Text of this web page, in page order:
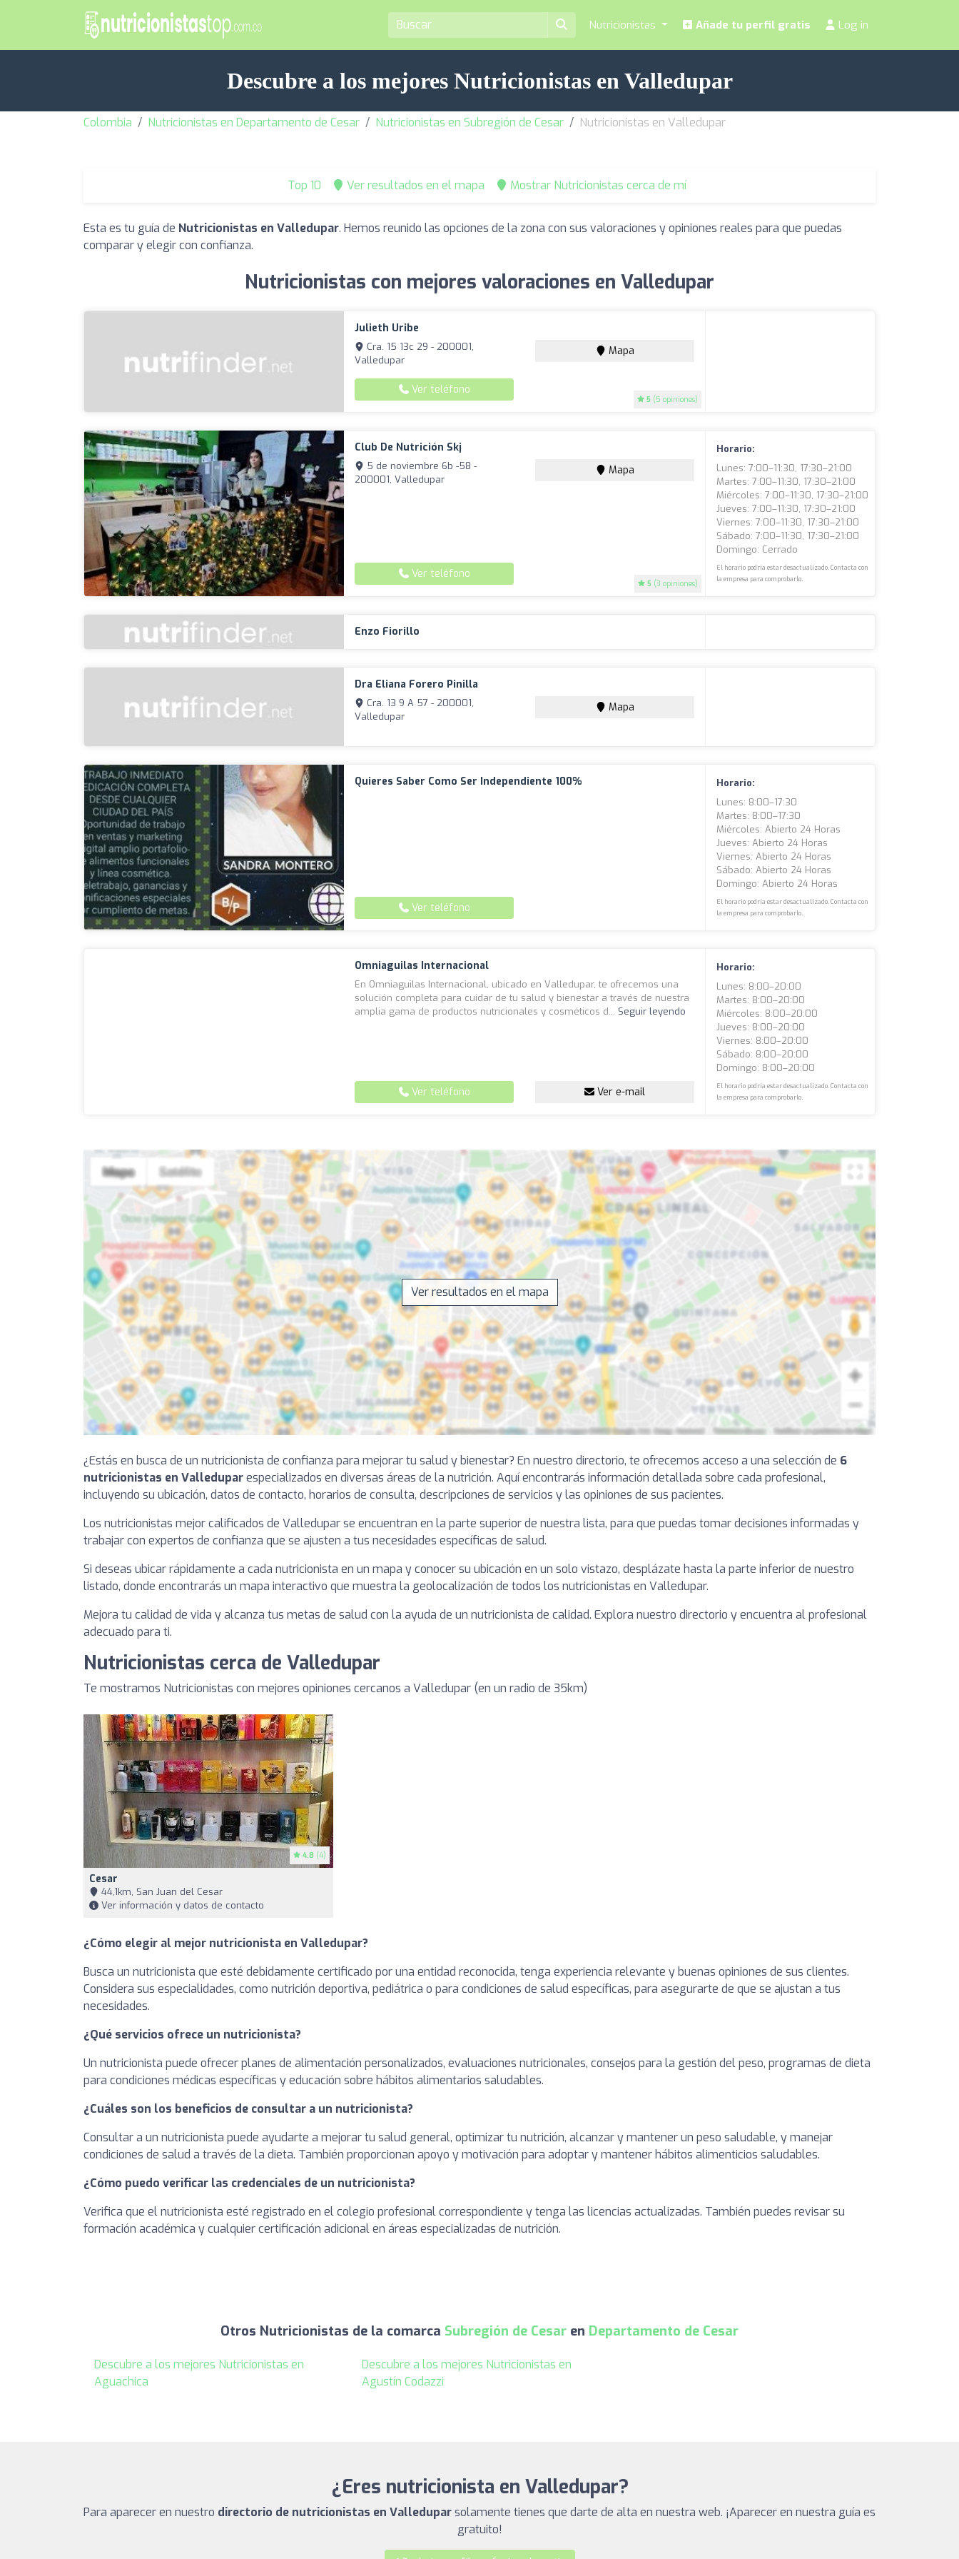
Nutricionistas Añade tu perfil gratis Log in
Descubre a los mejores Nutricionistas en Valledupar
Colombia Nutricionistas en Departamento de Cesar Nutricionistas en Subregión de Cesar Nutricionistas en Valledupar
Top 10 Ver resultados en el mapa Mostrar Nutricionistas cerca de mí
Esta es tu guía de Nutricionistas en Valledupar. Hemos reunido las opciones de la zona con sus valoraciones y opiniones reales para que puedas
comparar y elegir con confianza.
Nutricionistas con mejores valoraciones en Valledupar
Julieth Uribe
5 (5 opiniones)
Cra. 15 13c 29 - 200001,
Valledupar
Mapa
Ver teléfono
Club De Nutrición Skj
5 (3 opiniones)
5 de noviembre 6b -58 -
200001, Valledupar
Mapa
Ver teléfono
Horario:
Lunes: 7:00–11:30, 17:30–21:00
Martes: 7:00–11:30, 17:30–21:00
Miércoles: 7:00–11:30, 17:30–21:00
Jueves: 7:00–11:30, 17:30–21:00
Viernes: 7:00–11:30, 17:30–21:00
Sábado: 7:00–11:30, 17:30–21:00
Domingo: Cerrado
El horario podría estar desactualizado. Contacta con
la empresa para comprobarlo.
Enzo Fiorillo
Dra Eliana Forero Pinilla
Cra. 13 9 A 57 - 200001,
Valledupar
Mapa
Quieres Saber Como Ser Independiente 100%
Ver teléfono
Horario:
Lunes: 8:00–17:30
Martes: 8:00–17:30
Miércoles: Abierto 24 Horas
Jueves: Abierto 24 Horas
Viernes: Abierto 24 Horas
Sábado: Abierto 24 Horas
Domingo: Abierto 24 Horas
El horario podría estar desactualizado. Contacta con
la empresa para comprobarlo.
Omniaguilas Internacional
En Omniaguilas Internacional, ubicado en Valledupar, te ofrecemos una
solución completa para cuidar de tu salud y bienestar a través de nuestra
amplia gama de productos nutricionales y cosméticos d... Seguir leyendo
Ver teléfono Ver e-mail
Horario:
Lunes: 8:00–20:00
Martes: 8:00–20:00
Miércoles: 8:00–20:00
Jueves: 8:00–20:00
Viernes: 8:00–20:00
Sábado: 8:00–20:00
Domingo: 8:00–20:00
El horario podría estar desactualizado. Contacta con
la empresa para comprobarlo.
Ver resultados en el mapa
¿Estás en busca de un nutricionista de confianza para mejorar tu salud y bienestar? En nuestro directorio, te ofrecemos acceso a una selección de 6
nutricionistas en Valleduparespecializados en diversas áreas de la nutrición. Aquí encontrarás información detallada sobre cada profesional,
incluyendo su ubicación, datos de contacto, horarios de consulta, descripciones de servicios y las opiniones de sus pacientes.
Los nutricionistas mejor calificados de Valledupar se encuentran en la parte superior de nuestra lista, para que puedas tomar decisiones informadas y
trabajar con expertos de confianza que se ajusten a tus necesidades específicas de salud.
Si deseas ubicar rápidamente a cada nutricionista en un mapa y conocer su ubicación en un solo vistazo, desplázate hasta la parte inferior de nuestro
listado, donde encontrarás un mapa interactivo que muestra la geolocalización de todos los nutricionistas en Valledupar.
Mejora tu calidad de vida y alcanza tus metas de salud con la ayuda de un nutricionista de calidad. Explora nuestro directorio y encuentra al profesional
adecuado para ti.
Nutricionistas cerca de Valledupar
Te mostramos Nutricionistas con mejores opiniones cercanos a Valledupar (en un radio de 35km)
4.8 (4)
Cesar
44,1km, San Juan del Cesar
Ver información y datos de contacto
¿Cómo elegir al mejor nutricionista en Valledupar?
Busca un nutricionista que esté debidamente certificado por una entidad reconocida, tenga experiencia relevante y buenas opiniones de sus clientes.
Considera sus especialidades, como nutrición deportiva, pediátrica o para condiciones de salud específicas, para asegurarte de que se ajustan a tus
necesidades.
¿Qué servicios ofrece un nutricionista?
Un nutricionista puede ofrecer planes de alimentación personalizados, evaluaciones nutricionales, consejos para la gestión del peso, programas de dieta
para condiciones médicas específicas y educación sobre hábitos alimentarios saludables.
¿Cuáles son los beneficios de consultar a un nutricionista?
Consultar a un nutricionista puede ayudarte a mejorar tu salud general, optimizar tu nutrición, alcanzar y mantener un peso saludable, y manejar
condiciones de salud a través de la dieta. También proporcionan apoyo y motivación para adoptar y mantener hábitos alimenticios saludables.
¿Cómo puedo verificar las credenciales de un nutricionista?
Verifica que el nutricionista esté registrado en el colegio profesional correspondiente y tenga las licencias actualizadas. También puedes revisar su
formación académica y cualquier certificación adicional en áreas especializadas de nutrición.
Otros Nutricionistas de la comarca Subregión de Cesar en Departamento de Cesar
Descubre a los mejores Nutricionistas en
Aguachica
Descubre a los mejores Nutricionistas en
Agustín Codazzi
¿Eres nutricionista en Valledupar?
Para aparecer en nuestro directorio de nutricionistas en Valleduparsolamente tienes que darte de alta en nuestra web. ¡Aparecer en nuestra guía es
gratuito!